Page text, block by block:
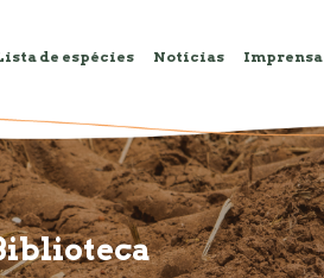
de espécies Notícias Imprensa